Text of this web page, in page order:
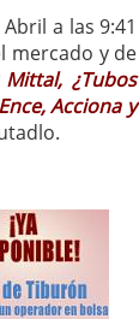
de vista
a las 9:41
mercado y de
¿Tubos
Acciona y